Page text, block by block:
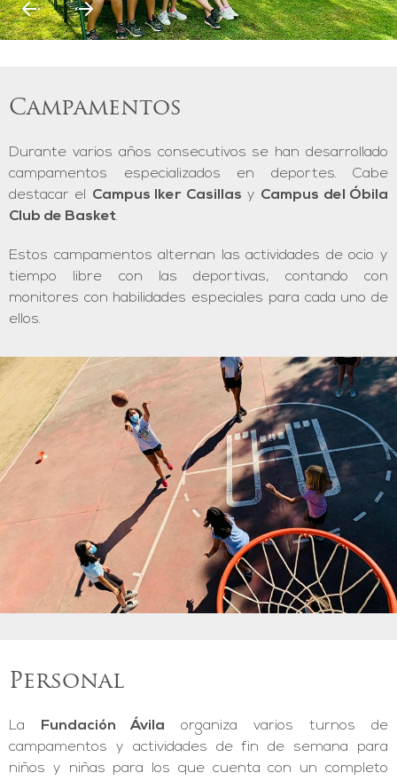
Campamentos
Durante varios años consecutivos se han desarrollado
campamentos especializados en deportes. Cabe
destacar el Campus Iker Casillas y Campus del Óbila
Club de Basket.
Estos campamentos alternan las actividades de ocio y
tiempo libre con las deportivas, contando con
monitores con habilidades especiales para cada uno de
ellos.
Personal
La Fundación Ávila organiza varios turnos de
campamentos y actividades de fin de semana para
niños y niñas para los que cuenta con un completo